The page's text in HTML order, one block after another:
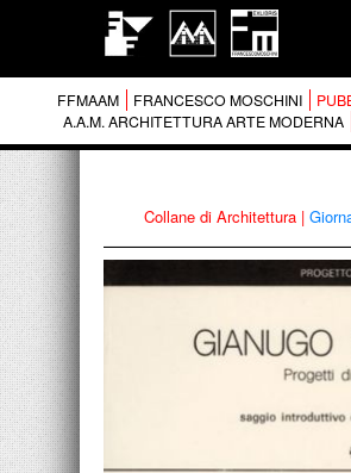
FFMAAM FRANCESCO MOSCHINI
A.A.M. ARCHITETTURA ARTE MODERNA
Collane di Architettura |